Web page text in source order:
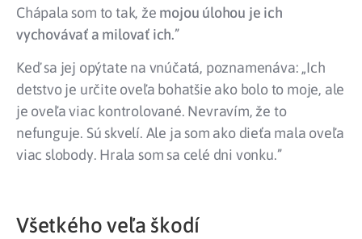
Chápala som to tak, že mojou úlohou je ich
vychovávať a milovať ich.”
Keď sa jej opýtate na vnúčatá, poznamenáva: „Ich
detstvo je určite oveľa bohatšie ako bolo to moje, ale
je oveľa viac kontrolované. Nevravím, že to
nefunguje. Sú skvelí. Ale ja som ako dieťa mala oveľa
viac slobody. Hrala som sa celé dni vonku.”
Všetkého veľa škodí